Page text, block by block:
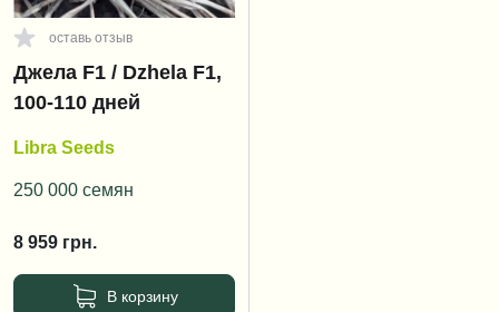
оставь отзыв
Джела F1 / Dzhela F1,
100-110 дней
Libra Seeds
250 000 семян
8 959 грн.
В корзину